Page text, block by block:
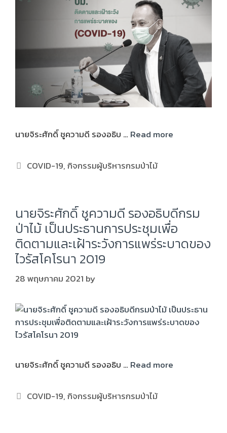
นายจิระศักดิ์ ชูความดี รองอธิบ …Read more
COVID-19,กิจกรรมผู้บริหารกรมป่าไม้
นายจิระศักดิ์ ชูความดี รองอธิบดีกรม
ป่าไม้ เป็นประธานการประชุมเพื่อ
ติดตามและเฝ้าระวังการแพร่ระบาดของ
ไวรัสโคโรนา 2019
28 พฤษภาคม 2021 by
นายจิระศักดิ์ ชูความดี รองอธิบ …Read more
COVID-19,กิจกรรมผู้บริหารกรมป่าไม้